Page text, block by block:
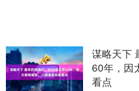
谋略天下
60年，因
看点